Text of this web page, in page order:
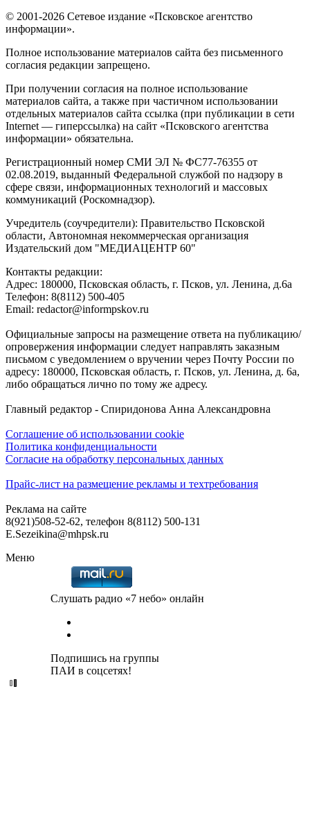
© 2001-2026 Сетевое издание «Псковское агентство
информации».
Полное использование материалов сайта без письменного
согласия редакции запрещено.
При получении согласия на полное использование
материалов сайта, а также при частичном использовании
отдельных материалов сайта ссылка (при публикации в сети
Internet — гиперссылка) на сайт «Псковского агентства
информации» обязательна.
Регистрационный номер СМИ ЭЛ № ФС77-76355 от
02.08.2019, выданный Федеральной службой по надзору в
сфере связи, информационных технологий и массовых
коммуникаций (Роскомнадзор).
Учредитель (соучредители): Правительство Псковской
области, Автономная некоммерческая организация
Издательский дом "МЕДИАЦЕНТР 60"
Контакты редакции:
Адреc: 180000, Псковская область, г. Псков, ул. Ленина, д.6а
Телефон: 8(8112) 500-405
Email: redactor@informpskov.ru
Официальные запросы на размещение ответа на публикацию/
опровержения информации следует направлять заказным
письмом с уведомлением о вручении через Почту России по
адресу: 180000, Псковская область, г. Псков, ул. Ленина, д. 6а,
либо обращаться лично по тому же адресу.
Главный редактор - Спиридонова Анна Александровна
Соглашение об использовании cookie
Политика конфиденциальности
Согласие на обработку персональных данных
Прайс-лист на размещение рекламы и техтребования
Реклама на сайте
8(921)508-52-62, телефон 8(8112) 500-131
E.Sezeikina@mhpsk.ru
Меню
Слушать радио «7 небо» онлайн
Подпишись на группы
ПАИ в соцсетях!